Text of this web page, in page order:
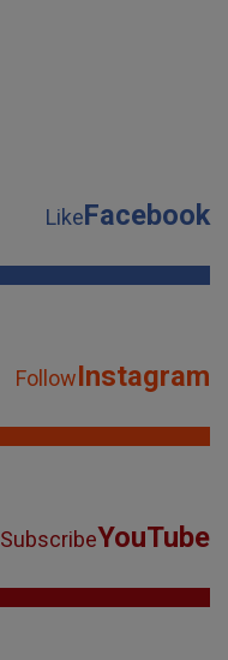
LikeFacebook
FollowInstagram
SubscribeYouTube